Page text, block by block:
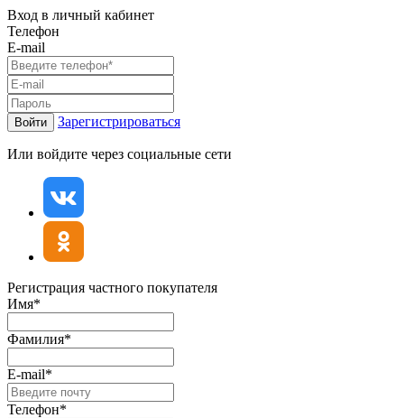
Вход в личный кабинет
Телефон
E-mail
Войти Зарегистрироваться
Или войдите через социальные сети
Регистрация частного покупателя
Имя*
Фамилия*
E-mail*
Телефон*